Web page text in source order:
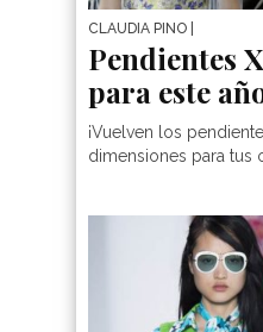
CLAUDIA PINO
Pendientes
para este
¡Vuelven los
dimensiones para tus